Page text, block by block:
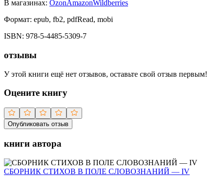
В магазинах: OzonAmazonWildberries
Формат: epub, fb2, pdfRead, mobi
ISBN: 978-5-4485-5309-7
отзывы
У этой книги ещё нет отзывов, оставьте свой отзыв первым!
Оцените книгу
Опубликовать отзыв
книги автора
СБОРНИК СТИХОВ В ПОЛЕ СЛОВОЗНАНИЙ — IV